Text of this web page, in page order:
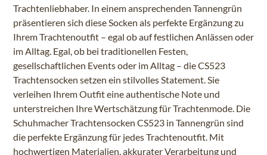
Trachtenliebhaber. In einem ansprechenden Tannengrün
präsentieren sich diese Socken als perfekte Ergänzung zu
Ihrem Trachtenoutfit – egal ob auf festlichen Anlässen oder
im Alltag. Egal, ob bei traditionellen Festen,
gesellschaftlichen Events oder im Alltag – die CS523
Trachtensocken setzen ein stilvolles Statement. Sie
verleihen Ihrem Outfit eine authentische Note und
unterstreichen Ihre Wertschätzung für Trachtenmode. Die
Schuhmacher Trachtensocken CS523 in Tannengrün sind
die perfekte Ergänzung für jedes Trachtenoutfit. Mit
hochwertigen Materialien, akkurater Verarbeitung und